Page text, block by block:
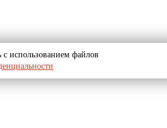
с использованием файлов